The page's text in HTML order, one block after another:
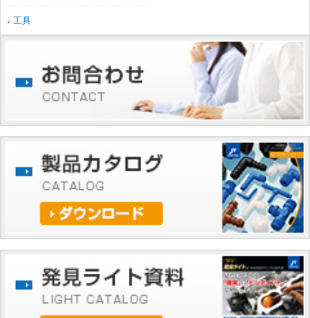
工具